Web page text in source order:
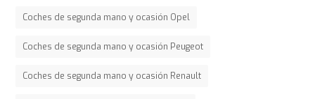
Coches de segunda mano y ocasión Opel
Coches de segunda mano y ocasión Peugeot
Coches de segunda mano y ocasión Renault